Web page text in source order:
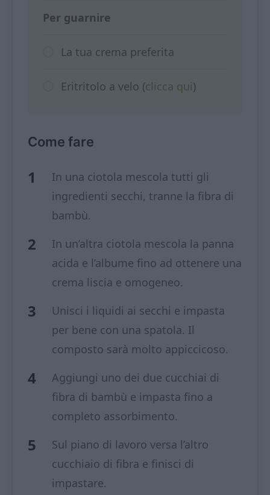
Per guarnire
La tua crema preferita
Eritritolo a velo (clicca qui)
Come fare
In una ciotola mescola tutti gli
ingredienti secchi, tranne la fibra di
bambù.
In un’altra ciotola mescola la panna
acida e l’albume fino ad ottenere una
crema liscia e omogeneo.
Unisci i liquidi ai secchi e impasta
per bene con una spatola. Il
composto sarà molto appiccicoso.
Aggiungi uno dei due cucchiai di
fibra di bambù e impasta fino a
completo assorbimento.
Sul piano di lavoro versa l’altro
cucchiaio di fibra e finisci di
impastare.